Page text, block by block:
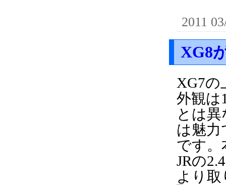
2011
XG8
XG7の
外観は
とは
は魅
です。
JRの
より